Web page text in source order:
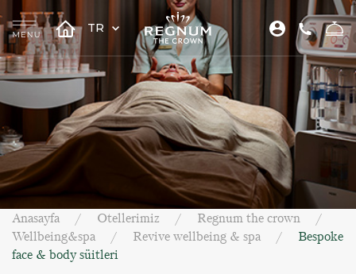
TR
Anasayfa Otellerimiz
Regnum the crown
Wellbeing&spa
Revive wellbeing & spa
Bespoke
face & body süitleri